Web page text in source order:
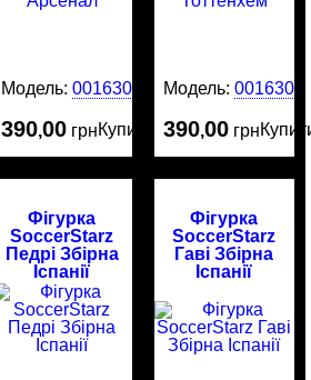
Модель:0016305
390,00 грнКупити
Модель: 0016304
390,00 грн
Фігурка
SoccerStarz
Педрі Збірна
Іспанії
Фігурка
SoccerStarz
Гаві Збірна
Іспанії